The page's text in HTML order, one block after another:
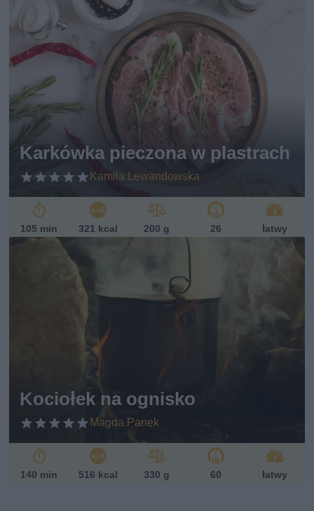
Karkówka pieczona w plastrach
Kamila Lewandowska
105 min 321 kcal 200 g 26 łatwy
Kociołek na ognisko
Magda Panek
140 min 516 kcal 330 g 60 łatwy